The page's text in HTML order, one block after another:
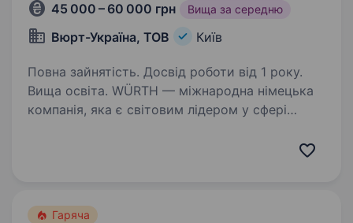
45 000 – 60 000 грн Вища за середню
Вюрт-Україна, ТОВ Київ
Повна зайнятість. Досвід роботи від 1 року.
Вища освіта. WÜRTH — міжнародна німецька
компанія, яка є світовим лідером у сфері
ключових гравців у сегментах будівництва,
Гаряча